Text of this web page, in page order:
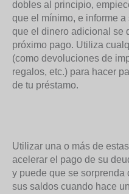
dobles al principio,
que el mínimo, e informe
que el dinero adicional se
próximo pago. Utiliza
(como devoluciones de
regalos, etc.) para hacer
de tu préstamo.
Utilizar una o más de
acelerar el pago de su
y puede que se
sus saldos cuando hace